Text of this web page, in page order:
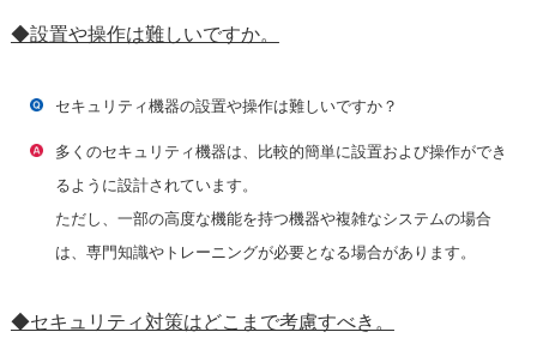
◆設置や操作は難しいですか。
セキュリティ機器の設置や操作は難しいですか？
多くのセキュリティ機器は、比較的簡単に設置および操作ができ
るように設計されています。
ただし、一部の高度な機能を持つ機器や複雑なシステムの場合
は、専門知識やトレーニングが必要となる場合があります。
◆セキュリティ対策はどこまで考慮すべき。